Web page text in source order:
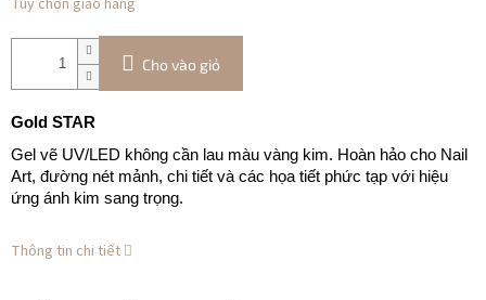
Tùy chọn giao hàng
Cho vào giỏ
Gold STAR
Gel vẽ UV/LED không cần lau màu vàng kim. Hoàn hảo cho Nail
Art, đường nét mảnh, chi tiết và các họa tiết phức tạp với hiệu
ứng ánh kim sang trọng.
Thông tin chi tiết